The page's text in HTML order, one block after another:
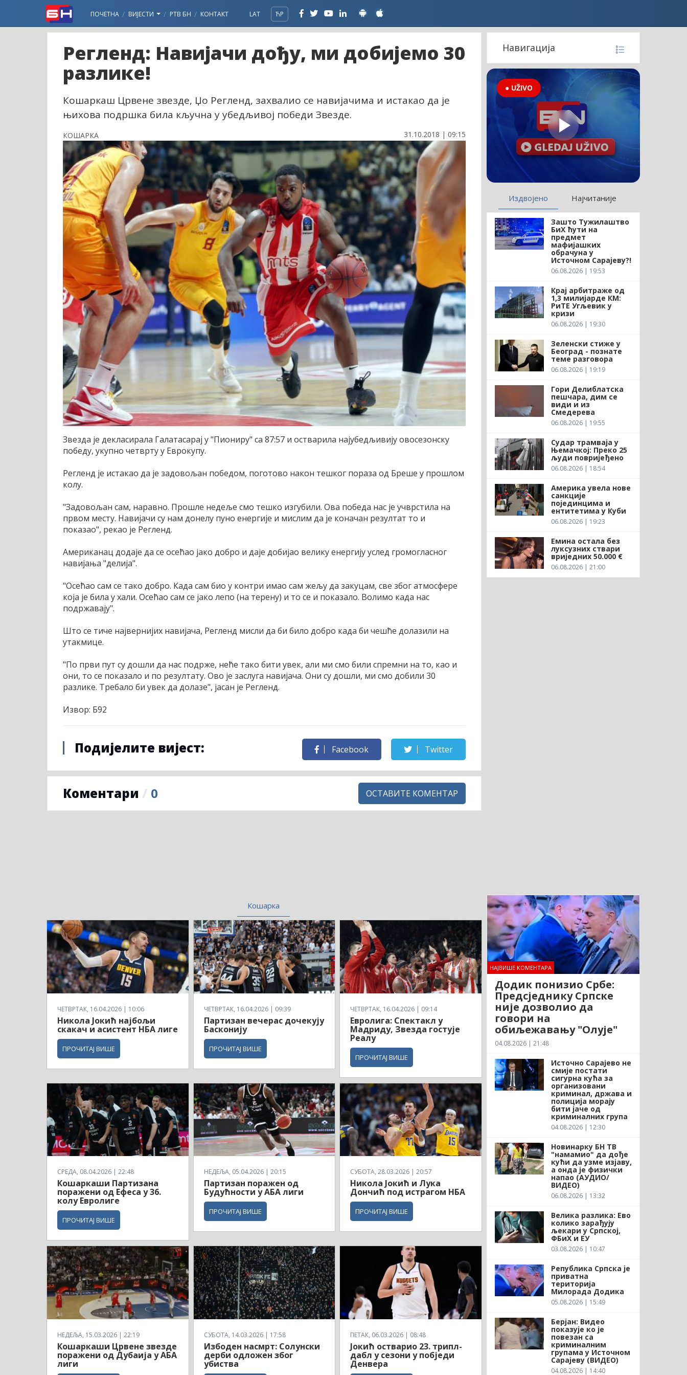
ПОЧЕТНА ВИЈЕСТИ РТВ БН КОНТАКТ LAT ЋР
Регленд: Навијачи дођу, ми добијемо 30
разлике!
Кошаркаш Црвене звезде, Џо Регленд, захвалио се навијачима и истакао да је
њихова подршка била кључна у убедљивој победи Звезде.
КОШАРКА 31.10.2018 | 09:15
Звезда је декласирала Галатасарај у "Пиониру" са 87:57 и остварила најубедљивију овосезонску
победу, укупно четврту у Еврокупу.
Регленд је истакао да је задовољан победом, поготово након тешког пораза од Бреше у прошлом
колу.
"Задовољан сам, наравно. Прошле недеље смо тешко изгубили. Ова победа нас је учврстила на
првом месту. Навијачи су нам донелу пуно енергије и мислим да је коначан резултат то и
показао", рекао је Регленд.
Американац додаје да се осећао јако добро и даје добијао велику енергију услед громогласног
навијања "делија".
"Осећао сам се тако добро. Када сам био у контри имао сам жељу да закуцам, све због атмосфере
која је била у хали. Осећао сам се јако лепо (на терену) и то се и показало. Волимо када нас
подржавају".
Што се тиче највернијих навијача, Регленд мисли да би било добро када би чешће долазили на
утакмице.
"По први пут су дошли да нас подрже, неће тако бити увек, али ми смо били спремни на то, као и
они, то се показало и по резултату. Ово је заслуга навијача. Они су дошли, ми смо добили 30
разлике. Требало би увек да долазе", јасан је Регленд.
Извор: Б92
Подијелите вијест: Facebook Twitter
Коментари / 0 ОСТАВИТЕ КОМЕНТАР
Кошарка
ЧЕТВРТАК, 16.04.2026 | 10:06
Никола Јокић најбољи
скакач и асистент НБА лиге
ПРОЧИТАЈ ВИШЕ
ЧЕТВРТАК, 16.04.2026 | 09:39
Партизан вечерас дочекују
Басконију
ПРОЧИТАЈ ВИШЕ
ЧЕТВРТАК, 16.04.2026 | 09:14
Евролига: Спектакл у
Мадриду, Звезда гостује
Реалу
ПРОЧИТАЈ ВИШЕ
СРЕДА, 08.04.2026 | 22:48
Кошаркаши Партизана
поражени од Ефеса у 36.
колу Евролиге
ПРОЧИТАЈ ВИШЕ
НЕДЕЉА, 05.04.2026 | 20:15
Партизан поражен од
Будућности у АБА лиги
ПРОЧИТАЈ ВИШЕ
СУБОТА, 28.03.2026 | 20:57
Никола Јокић и Лука
Дончић под истрагом НБА
ПРОЧИТАЈ ВИШЕ
НЕДЕЉА, 15.03.2026 | 22:19
Кошаркаши Црвене звезде
поражени од Дубаија у АБА
лиги
СУБОТА, 14.03.2026 | 17:58
Избоден насмрт: Солунски
дерби одложен због
убиства
ПЕТАК, 06.03.2026 | 08:48
Јокић остварио 23. трипл-
дабл у сезони у побједи
Денвера
Навигација
● UŽIVO
Издвојено Најчитаније
Зашто Тужилаштво
БиХ ћути на
предмет
мафијашких
обрачуна у
Источном Сарајеву?!
06.08.2026 | 19:53
Крај арбитраже од
1,3 милијарде КМ:
РиТЕ Угљевик у
кризи
06.08.2026 | 19:30
Зеленски стиже у
Београд - познате
теме разговора
06.08.2026 | 19:19
Гори Делиблатска
пешчара, дим се
види и из
Смедерева
06.08.2026 | 19:55
Судар трамваја у
Њемачкој: Преко 25
људи повријеђено
06.08.2026 | 18:54
Америка увела нове
санкције
појединцима и
ентитетима у Куби
06.08.2026 | 19:23
Емина остала без
луксузних ствари
вриједних 50.000 €
06.08.2026 | 21:00
НАЈВИШЕ КОМЕНТАРА
Додик понизио Србе:
Предсједнику Српске
није дозволио да
говори на
обиљежавању "Олује"
04.08.2026 | 21:48
Источно Сарајево не
смије постати
сигурна кућа за
организовани
криминал, држава и
полиција морају
бити јаче од
криминалних група
04.08.2026 | 12:30
Новинарку БН ТВ
"намамио" да дође
кући да узме изјаву,
а онда је физички
напао (АУДИО/
ВИДЕО)
06.08.2026 | 13:32
Велика разлика: Ево
колико зарађују
љекари у Српској,
ФБиХ и ЕУ
03.08.2026 | 10:47
Република Српска је
приватна
територија
Милорада Додика
05.08.2026 | 15:49
Берјан: Видео
показује ко је
повезан са
криминалним
групама у Источном
Сарајеву (ВИДЕО)
04.08.2026 | 14:40